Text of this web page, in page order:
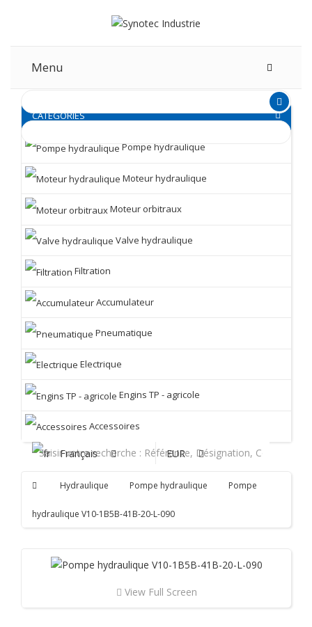
Menu
CATEGORIES
Pompe hydraulique
Moteur hydraulique
Moteur orbitraux
Valve hydraulique
Filtration
Accumulateur
Pneumatique
Electrique
Engins TP - agricole
Accessoires
Français EUR
Hydraulique Pompe hydraulique Pompe
hydraulique V10-1B5B-41B-20-L-090
View Full Screen